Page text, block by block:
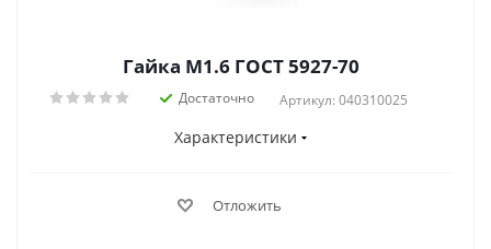
Гайка М1.6 ГОСТ 5927-70
Достаточно Артикул: 040310025
Характеристики
Отложить